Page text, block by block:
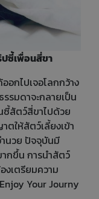
ปซี้เพื่อนสี่ขา
อกไปเจอโลกกว้าง
รมดาจะกลายเป็น
สัตว์สี่ขาไปด้วย
ให้สัตว์เลี้ยงเข้า
นวย ปัจจุบันมี
กขึ้น การนำสัตว์
งเตรียมความ
Your Journy